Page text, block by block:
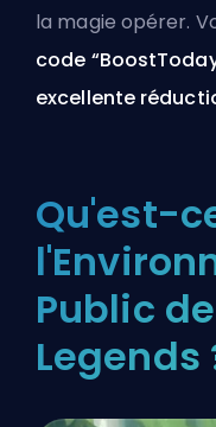
la magie opérer.
code
excellente
Qu'est-
Public
Legends